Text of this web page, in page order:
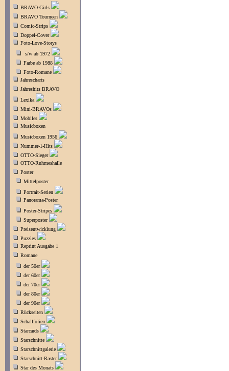
BRAVO-Girls
BRAVO Tourneen
Comic-Strips
Doppel-Cover
Foto-Love-Storys
s/w ab 1972
Farbe ab 1988
Foto-Romane
Jahrescharts
Jahreshits BRAVO
Lexika
Mini-BRAVOs
Mobiles
Musicboxen
Musicboxen 1956
Nummer-1-Hits
OTTO-Sieger
OTTO-Ruhmeshalle
Poster
Mittelposter
Portrait-Serien
Panorama-Poster
Poster-Stripes
Superposter
Preisentwicklung
Puzzles
Reprint Ausgabe 1
Romane
der 50er
der 60er
der 70er
der 80er
der 90er
Rückseiten
Schallfolien
Starcards
Starschnitte
Starschnittgalerie
Starschnitt-Raster
Star des Monats